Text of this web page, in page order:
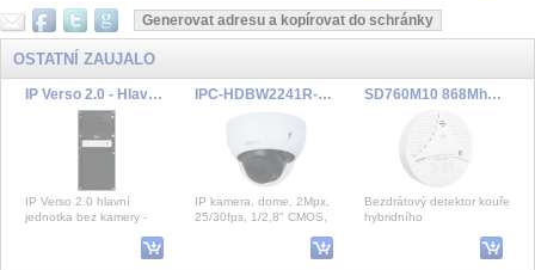
OSTATNÍ ZAUJALO
IP Verso 2.0 - Hlavní jednotka bez kamery - černá
IP Verso 2.0 hlavní
jednotka bez kamery -
IPC-HDBW2241R-ZAS-27135
IP kamera, dome, 2Mpx,
25/30fps, 1/2,8" CMOS,
13,5mm (108-30°), WDR,
SD760M10 868Mhz detektor kouře
Bezdrátový detektor kouře
hybridního
Paradox M. Vestavěná